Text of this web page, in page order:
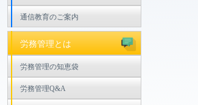
通信教育のご案内
労務管理とは
労務管理の知恵袋
労務管理Q&A